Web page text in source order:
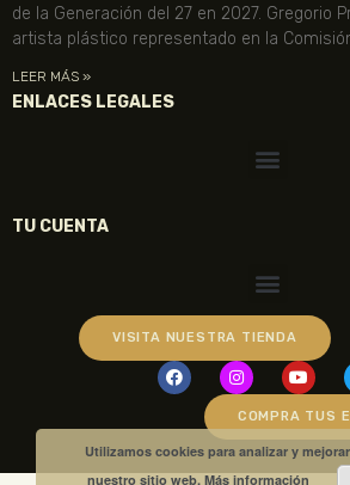
de la Generación del 27 en 2027. Gregorio
artista plástico representado en la
LEER MÁS »
ENLACES LEGALES
TU CUENTA
VISITA NUESTRA TIENDA
COMPRA TUS
Utilizamos cookies para analizar y
nuestro sitio web.Más información